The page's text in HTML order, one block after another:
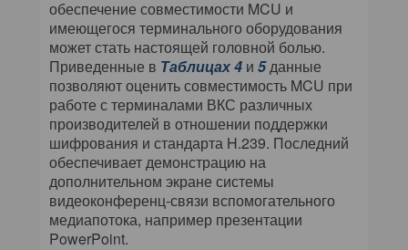
обеспечение совместимости MCU и
имеющегося терминального оборудования
может стать настоящей головной болью.
Приведенные в Таблицах 4 и 5данные
позволяют оценить совместимость MCU при
работе с терминалами ВКС различных
производителей в отношении поддержки
шифрования и стандарта H.239. Последний
обеспечивает демонстрацию на
дополнительном экране системы
видеоконференц-связи вспомогательного
медиапотока, например презентации
PowerPoint.